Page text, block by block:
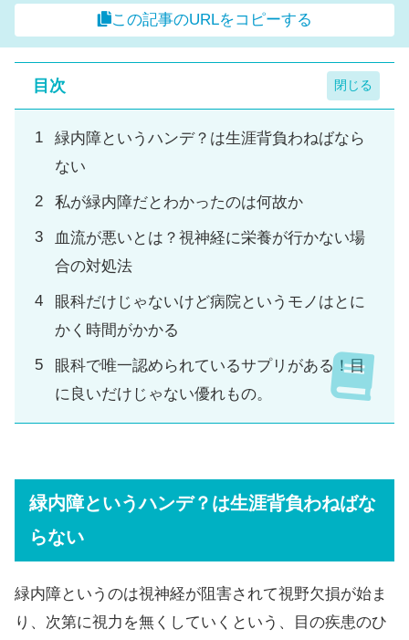
この記事のURLをコピーする
目次
緑内障というハンデ？は生涯背負わねばなら
ない
私が緑内障だとわかったのは何故か
血流が悪いとは？視神経に栄養が行かない場
合の対処法
眼科だけじゃないけど病院というモノはとに
かく時間がかかる
眼科で唯一認められているサプリがある！目
に良いだけじゃない優れもの。
緑内障というハンデ？は生涯背負わねばな
らない
緑内障というのは視神経が阻害されて視野欠損が始ま
り、次第に視力を無くしていくという、目の疾患のひ